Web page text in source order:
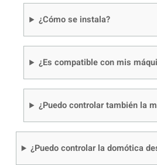
¿Cómo se instala?
¿Es compatible con mis
¿Puedo controlar también la
¿Puedo controlar la domótica